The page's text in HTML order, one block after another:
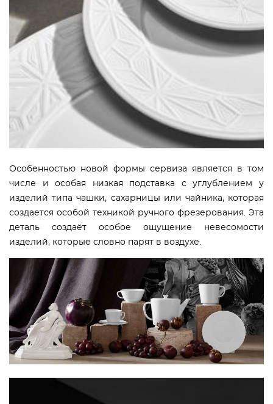
Особенностью новой формы сервиза является в том
числе и особая низкая подставка с углублением у
изделий типа чашки, сахарницы или чайника, которая
создается особой техникой ручного фрезерования. Эта
деталь создаёт особое ощущение невесомости
изделий, которые словно парят в воздухе.